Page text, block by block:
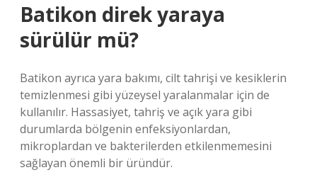
Batikon direk yaraya
sürülür mü?
Batikon ayrıca yara bakımı, cilt tahrişi ve kesiklerin
temizlenmesi gibi yüzeysel yaralanmalar için de
kullanılır. Hassasiyet, tahriş ve açık yara gibi
durumlarda bölgenin enfeksiyonlardan,
mikroplardan ve bakterilerden etkilenmemesini
sağlayan önemli bir üründür.